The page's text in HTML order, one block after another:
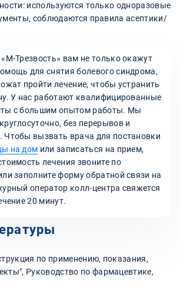
используются только одноразовые
соблюдаются правила асептики/
Трезвость» вам не только окажут
для снятия болевого синдрома,
пройти лечение, чтобы устранить
У нас работают квалифицированные
с большим опытом работы. Мы
без перерывов и
Чтобы вызвать врача для постановки
на дом или записаться на прием,
лечения звоните по
заполните форму обратной связи на
оператор колл-центра свяжется
20 минут.
по применению, показания,
Руководство по фармацевтике,